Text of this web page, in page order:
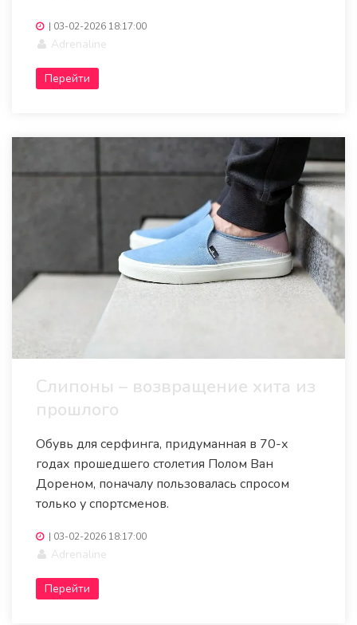
| 03-02-2026 18:17:00
Adrenaline
Перейти
Слипоны – возвращение хита из
прошлого
Обувь для серфинга, придуманная в 70-х
годах прошедшего столетия Полом Ван
Дореном, поначалу пользовалась спросом
только у спортсменов.
| 03-02-2026 18:17:00
Adrenaline
Перейти